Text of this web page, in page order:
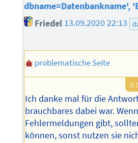
dbname=Datenbankname',
Friedel 13.09.2020 22:13
problematische Seite
Ich danke mal für die
brauchbares dabei war.
Fehlermeldungen gibt,
können, sonst nutzen sie